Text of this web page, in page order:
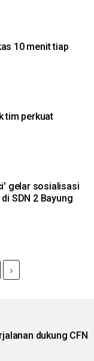
10 menit tiap
tim perkuat
gelar sosialisasi
SDN 2 Bayung
dukung CFN